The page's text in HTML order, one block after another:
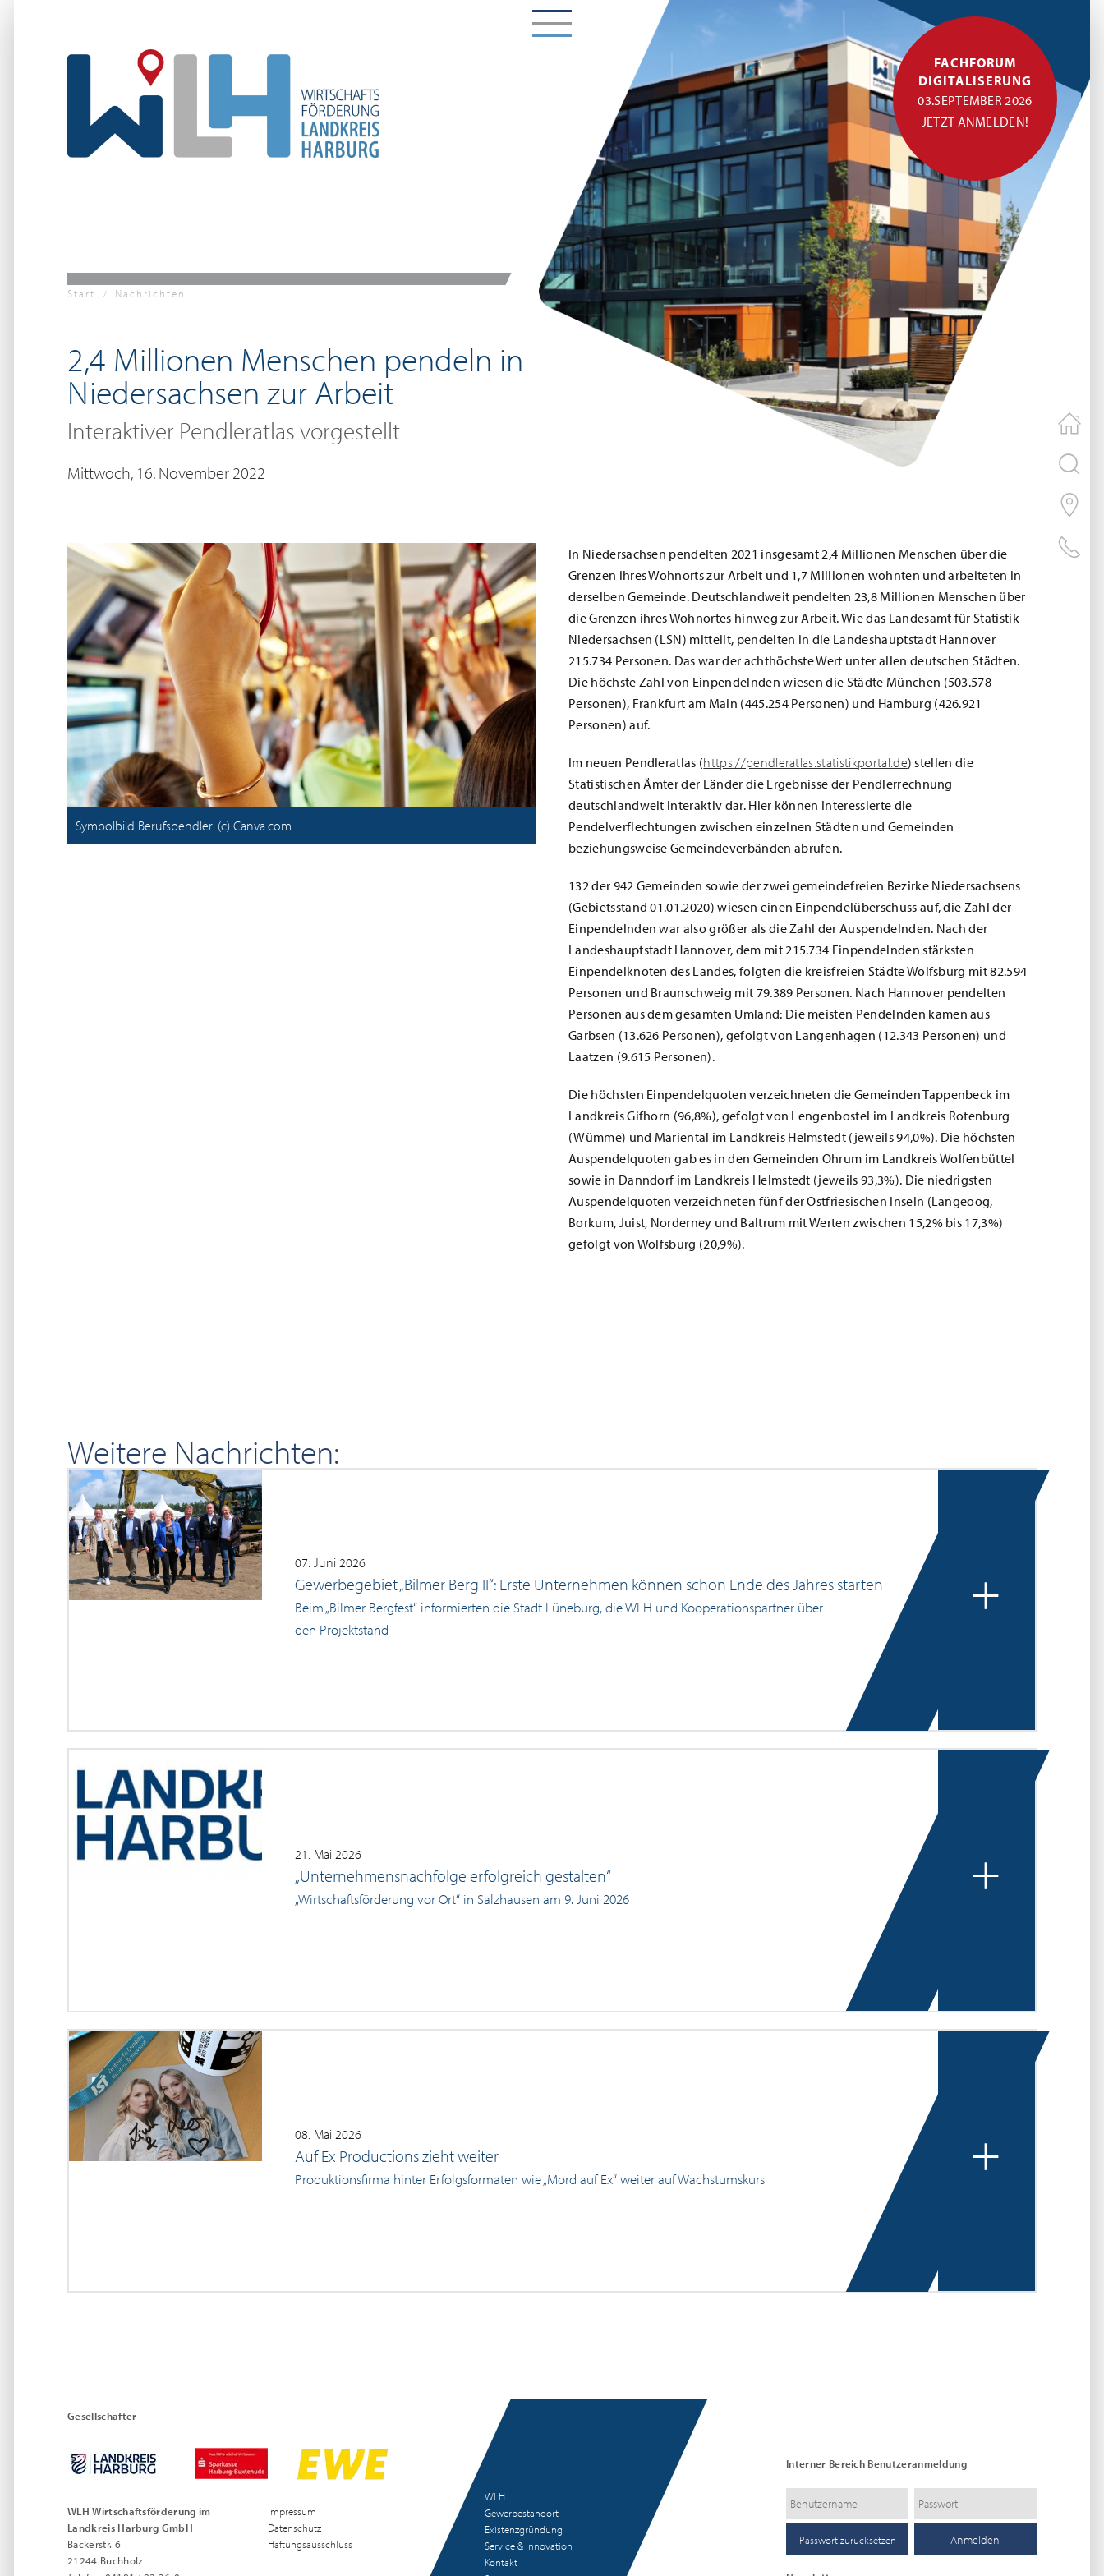
FACHFORUM
DIGITALISERUNG
03.SEPTEMBER 2026
JETZT ANMELDEN!
Start Nachrichten
2,4 Millionen Menschen pendeln in
Niedersachsen zur Arbeit
Interaktiver Pendleratlas vorgestellt
Mittwoch, 16. November 2022
Symbolbild Berufspendler. (c) Canva.com
In Niedersachsen pendelten 2021 insgesamt 2,4 Millionen Menschen über die
Grenzen ihres Wohnorts zur Arbeit und 1,7 Millionen wohnten und arbeiteten in
derselben Gemeinde. Deutschlandweit pendelten 23,8 Millionen Menschen über
die Grenzen ihres Wohnortes hinweg zur Arbeit. Wie das Landesamt für Statistik
Niedersachsen (LSN) mitteilt, pendelten in die Landeshauptstadt Hannover
215.734 Personen. Das war der achthöchste Wert unter allen deutschen Städten.
Die höchste Zahl von Einpendelnden wiesen die Städte München (503.578
Personen), Frankfurt am Main (445.254 Personen) und Hamburg (426.921
Personen) auf.
Im neuen Pendleratlas (https://pendleratlas.statistikportal.de) stellen die
Statistischen Ämter der Länder die Ergebnisse der Pendlerrechnung
deutschlandweit interaktiv dar. Hier können Interessierte die
Pendelverflechtungen zwischen einzelnen Städten und Gemeinden
beziehungsweise Gemeindeverbänden abrufen.
132 der 942 Gemeinden sowie der zwei gemeindefreien Bezirke Niedersachsens
(Gebietsstand 01.01.2020) wiesen einen Einpendelüberschuss auf, die Zahl der
Einpendelnden war also größer als die Zahl der Auspendelnden. Nach der
Landeshauptstadt Hannover, dem mit 215.734 Einpendelnden stärksten
Einpendelknoten des Landes, folgten die kreisfreien Städte Wolfsburg mit 82.594
Personen und Braunschweig mit 79.389 Personen. Nach Hannover pendelten
Personen aus dem gesamten Umland: Die meisten Pendelnden kamen aus
Garbsen (13.626 Personen), gefolgt von Langenhagen (12.343 Personen) und
Laatzen (9.615 Personen).
Die höchsten Einpendelquoten verzeichneten die Gemeinden Tappenbeck im
Landkreis Gifhorn (96,8%), gefolgt von Lengenbostel im Landkreis Rotenburg
(Wümme) und Mariental im Landkreis Helmstedt (jeweils 94,0%). Die höchsten
Auspendelquoten gab es in den Gemeinden Ohrum im Landkreis Wolfenbüttel
sowie in Danndorf im Landkreis Helmstedt (jeweils 93,3%). Die niedrigsten
Auspendelquoten verzeichneten fünf der Ostfriesischen Inseln (Langeoog,
Borkum, Juist, Norderney und Baltrum mit Werten zwischen 15,2% bis 17,3%)
gefolgt von Wolfsburg (20,9%).
Weitere Nachrichten:
07. Juni 2026
Gewerbegebiet „Bilmer Berg II“: Erste Unternehmen können schon Ende des Jahres starten
Beim „Bilmer Bergfest“ informierten die Stadt Lüneburg, die WLH und Kooperationspartner über
den Projektstand
+
21. Mai 2026
„Unternehmensnachfolge erfolgreich gestalten“
„Wirtschaftsförderung vor Ort“ in Salzhausen am 9. Juni 2026 +
08. Mai 2026
Auf Ex Productions zieht weiter
Produktionsfirma hinter Erfolgsformaten wie „Mord auf Ex“ weiter auf Wachstumskurs +
Gesellschafter
WLH Wirtschaftsförderung im
Landkreis Harburg GmbH
Bäckerstr. 6
21244 Buchholz
Impressum
Datenschutz
Haftungsausschluss
WLH
Gewerbestandort
Existenzgründung
Service & Innovation
Kontakt
Interner Bereich Benutzeranmeldung
Passwort zurücksetzen